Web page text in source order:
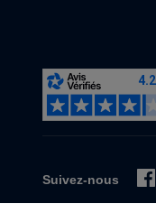
Suivez-nous